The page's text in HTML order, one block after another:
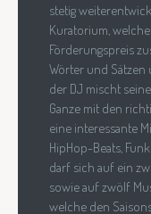
stetig
Kuratorium,
Förderungspreis
Wörter und
der DJ mischt
Ganze mit den
eine interessante
HipHop-Beats,
darf sich auf ein
sowie auf zwölf
welche den